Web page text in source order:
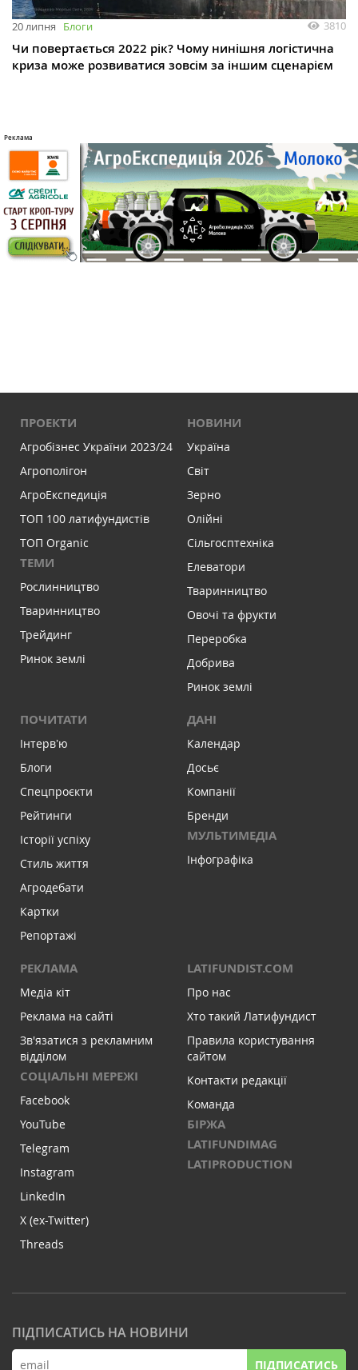
20 липня Блоги 3810
Чи повертається 2022 рік? Чому нинішня логістична
криза може розвиватися зовсім за іншим сценарієм
ПРОЕКТИ
Агробізнес України 2023/24
Агрополігон
АгроЕкспедиція
ТОП 100 латифундистів
ТОП Organic
ТЕМИ
Рослинництво
Тваринництво
Трейдинг
Ринок землі
НОВИНИ
Україна
Світ
Зерно
Олійні
Сільгосптехніка
Елеватори
Тваринництво
Овочі та фрукти
Переробка
Добрива
Ринок землі
ПОЧИТАТИ
Інтервʼю
Блоги
Спецпроєкти
Рейтинги
Історії успіху
Стиль життя
Агродебати
Картки
Репортажі
ДАНІ
Календар
Досьє
Компанії
Бренди
МУЛЬТИМЕДІА
Інфографіка
РЕКЛАМА
Медіа кіт
Реклама на сайті
Зв'язатися з рекламним
відділом
СОЦІАЛЬНІ МЕРЕЖІ
Facebook
YouTube
Telegram
Instagram
LinkedIn
X (ex-Twitter)
Threads
LATIFUNDIST.COM
Про нас
Хто такий Латифундист
Правила користування
сайтом
Контакти редакції
Команда
БІРЖА
LATIFUNDIMAG
LATIPRODUCTION
ПІДПИСАТИСЬ НА НОВИНИ
ПІДПИСАТИСЬ